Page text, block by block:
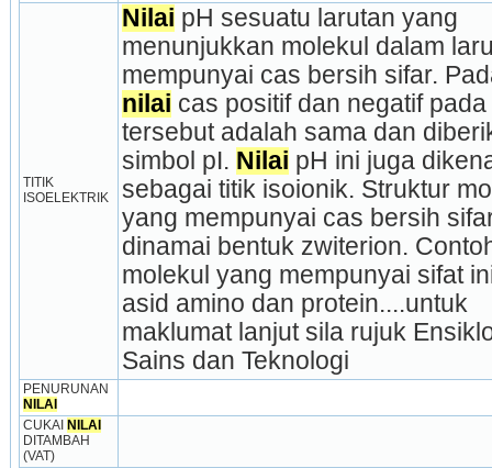
TITIK
ISOELEKTRIK
Nilai pH sesuatu larutan yang
menunjukkan molekul dalam
nilai cas positif dan negatif
tersebut adalah sama dan
simbol pI. Nilai pH ini juga
sebagai titik isoionik. Struktur
yang mempunyai cas bersih
dinamai bentuk zwiterion.
molekul yang mempunyai sifat
asid amino dan protein....untuk
maklumat lanjut sila rujuk
Sains dan Teknologi
NILAI
CUKAI NILAI
DITAMBAH
(VAT)